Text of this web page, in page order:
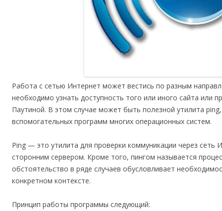
Работа с сетью Интернет может вестись по разным
необходимо узнать доступность того или иного сайта или
Паутиной. В этом случае может быть полезной утилита
вспомогательных программ многих операционных систем.
Ping — это утилита для проверки коммуникации через сеть
сторонним сервером. Кроме того, пингом называется
обстоятельство в ряде случаев обусловливает
конкретном контексте.
Принцип работы программы следующий: